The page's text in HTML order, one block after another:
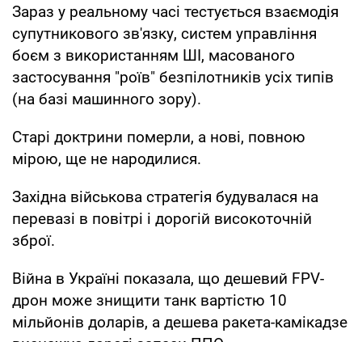
Зараз у реальному часі тестується взаємодія
супутникового зв'язку, систем управління
боєм з використанням ШІ, масованого
застосування "роїв" безпілотників усіх типів
(на базі машинного зору).
Старі доктрини померли, а нові, повною
мірою, ще не народилися.
Західна військова стратегія будувалася на
перевазі в повітрі і дорогій високоточній
зброї.
Війна в Україні показала, що дешевий FPV-
дрон може знищити танк вартістю 10
мільйонів доларів, а дешева ракета-камікадзе